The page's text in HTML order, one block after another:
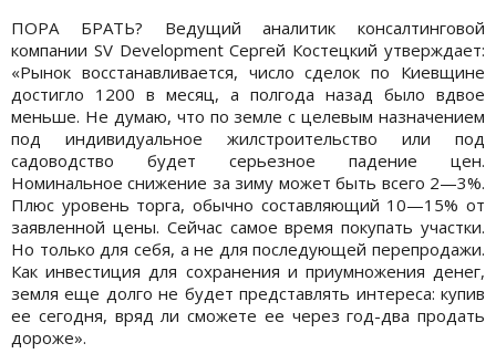
ПОРА БРАТЬ? Ведущий аналитик консалтинговой
компании SV Development Сергей Костецкий утверждает:
«Рынок восстанавливается, число сделок по Киевщине
достигло 1200 в месяц, а полгода назад было вдвое
меньше. Не думаю, что по земле с целевым назначением
под индивидуальное жилстроительство или под
садоводство будет серьезное падение цен.
Номинальное снижение за зиму может быть всего 2—3%.
Плюс уровень торга, обычно составляющий 10—15% от
заявленной цены. Сейчас самое время покупать участки.
Но только для себя, а не для последующей перепродажи.
Как инвестиция для сохранения и приумножения денег,
земля еще долго не будет представлять интереса: купив
ее сегодня, вряд ли сможете ее через год-два продать
дороже».